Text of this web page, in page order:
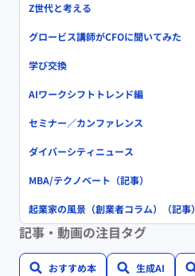
Z世代と考える
グロービス講師がCFOに聞いてみた
学び交換
AIワークシフトトレンド編
セミナー／カンファレンス
ダイバーシティニュース
MBA/テクノベート（記事）
起業家の風景（創業者コラム）（記事）
記事・動画の注目タグ
おすすめ本 生成AI